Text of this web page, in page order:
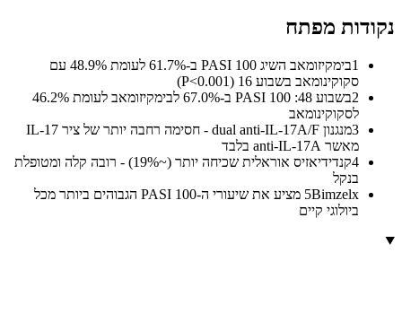
נקודות מפתח
1
בימקיזומאב השיג PASI 100 ב-61.7% לעומת 48.9% עם
סקוקינומאב בשבוע 16 (P<0.001)
2
בשבוע 48: PASI 100 ב-67.0% לבימקיזומאב לעומת 46.2%
לסקוקינומאב
3
מנגנון dual anti-IL-17A/F - חסימה רחבה יותר של ציר IL-17
מאשר anti-IL-17A בלבד
4
קנדידיאזיס אוראלית שכיחה יותר (~19%) - רובה קלה ומטופלת
בנקל
5
Bimzelx מציע את שיעורי ה-PASI 100 הגבוהים ביותר מכל
ביולוגי קיים